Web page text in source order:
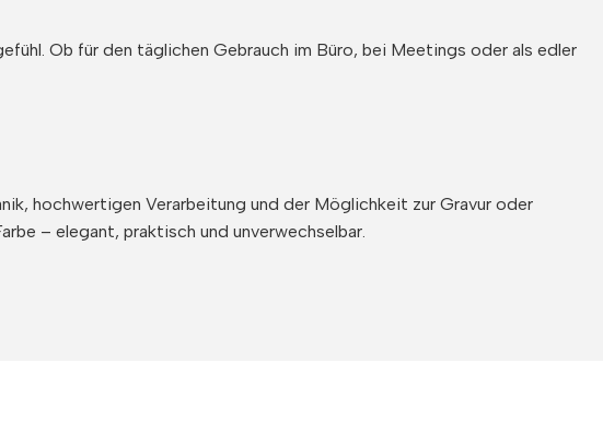
Ob für den täglichen Gebrauch im Büro, bei Meetings oder als edler
hochwertigen Verarbeitung und der Möglichkeit zur Gravur oder
– elegant, praktisch und unverwechselbar.